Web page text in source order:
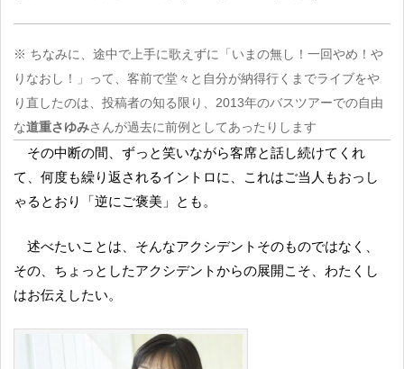
※ ちなみに、途中で上手に歌えずに「いまの無し！一回やめ！や
りなおし！」って、客前で堂々と自分が納得行くまでライブをや
り直したのは、投稿者の知る限り、2013年のバスツアーでの自由
な道重さゆみさんが過去に前例としてあったりします
その中断の間、ずっと笑いながら客席と話し続けてくれ
て、何度も繰り返されるイントロに、これはご当人もおっし
ゃるとおり「逆にご褒美」とも。
述べたいことは、そんなアクシデントそのものではなく、
その、ちょっとしたアクシデントからの展開こそ、わたくし
はお伝えしたい。